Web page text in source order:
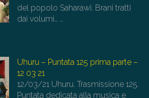
del popolo Saharawi. Brani tratti
dai volumi… …
Uhuru – Puntata 125 prima parte –
12 03 21
12/03/21 Uhuru. Trasmissione 125.
Puntata dedicata alla musica e